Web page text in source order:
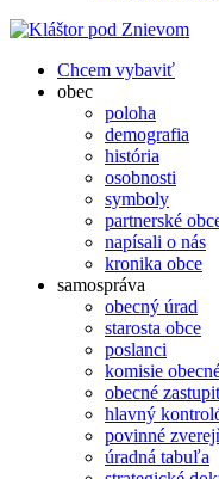
Chcem vybaviť
obec
poloha
demografia
história
osobnosti
symboly
partnerské
napísali o nás
kronika obce
samospráva
obecný úrad
starosta obce
poslanci
komisie
obecné
hlavný
povinné
úradná tabuľa